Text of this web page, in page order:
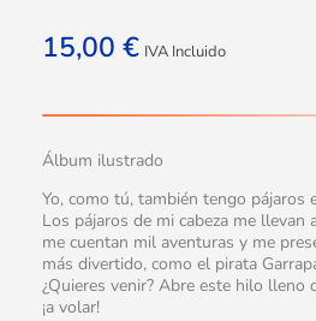
15,00 € IVA Incluido
Álbum ilustrado
Yo, como tú, también tengo pájaros
Los pájaros de mi cabeza me llevan
me cuentan mil aventuras y me
más divertido, como el pirata
¿Quieres venir? Abre este hilo lleno
¡a volar!